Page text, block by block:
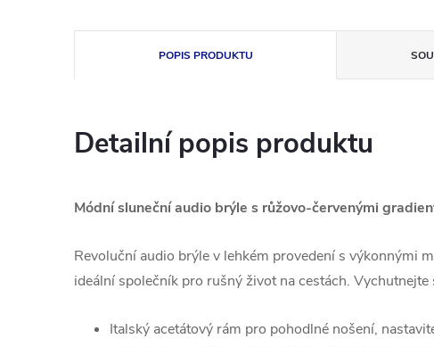
POPIS PRODUKTU
Detailní popis produktu
Módní sluneční audio brýle s růžovo-červenými
Revoluční audio brýle v lehkém provedení s výkonnými
ideální společník pro rušný život na cestách.
Italský acetátový rám pro pohodlné nošení,